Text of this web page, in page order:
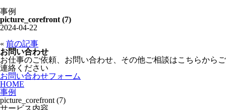
事例
picture_corefront (7)
2024-04-22
« 前の記事
お問い合わせ
お仕事のご依頼、お問い合わせ、その他ご相談はこちらからご
連絡ください
お問い合わせフォーム
HOME
事例
picture_corefront (7)
サービス内容